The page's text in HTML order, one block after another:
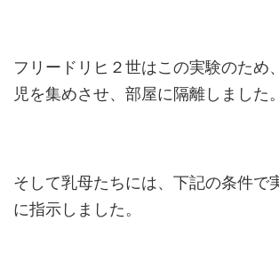
フリードリヒ２世はこの実験のため
児を集めさせ、部屋に隔離しました。
そして乳母たちには、下記の条件で
に指示しました。